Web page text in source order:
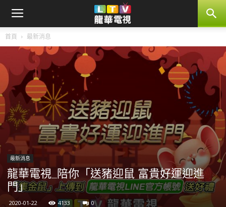
首頁 最新消息
最新消息
龍華電視_陪你「送豬迎鼠 富貴好運迎進
門」
2020-01-22 4133 0